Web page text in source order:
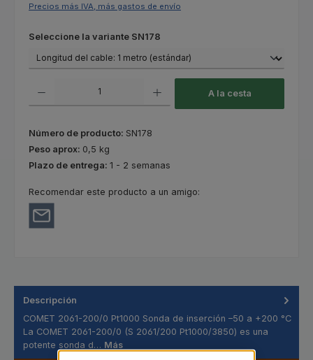
Precios más IVA, más gastos de envío
Seleccione
Seleccione la variante SN178
A la cesta
Número de producto: SN178
Peso aprox: 0,5 kg
Plazo de entrega: 1 - 2 semanas
Recomendar este producto a un amigo:
Descripción
COMET 2061-200/0 Pt1000 Sonda de inserción –50 a +200 °C
La COMET 2061-200/0 (S 2061/200 Pt1000/3850) es una
potente sonda d… Más